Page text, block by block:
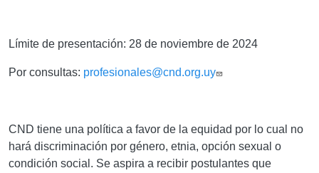
Límite de presentación: 28 de noviembre de 2024
Por consultas: profesionales@cnd.org.uy
CND tiene una política a favor de la equidad por lo cual no
hará discriminación por género, etnia, opción sexual o
condición social. Se aspira a recibir postulantes que